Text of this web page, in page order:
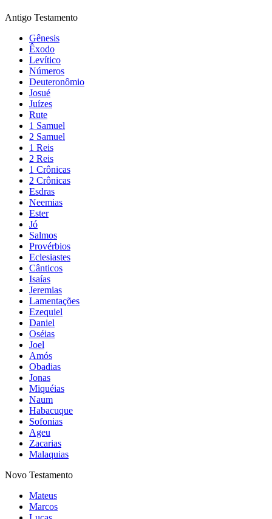
Antigo Testamento
Gênesis
Êxodo
Levítico
Números
Deuteronômio
Josué
Juízes
Rute
1 Samuel
2 Samuel
1 Reis
2 Reis
1 Crônicas
2 Crônicas
Esdras
Neemias
Ester
Jó
Salmos
Provérbios
Eclesiastes
Cânticos
Isaías
Jeremias
Lamentações
Ezequiel
Daniel
Oséias
Joel
Amós
Obadias
Jonas
Miquéias
Naum
Habacuque
Sofonias
Ageu
Zacarias
Malaquias
Novo Testamento
Mateus
Marcos